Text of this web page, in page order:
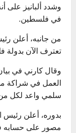
وشدد ألبانيز على
في فلسطين.
من جانبه، أعلن
تعترف الآن بدولة
وقال كارني في
العمل في شراكة
سلمي واعد لكل
بدوره، أعلن رئيس
مصور على حسابه